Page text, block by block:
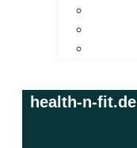
health-n-fit.de